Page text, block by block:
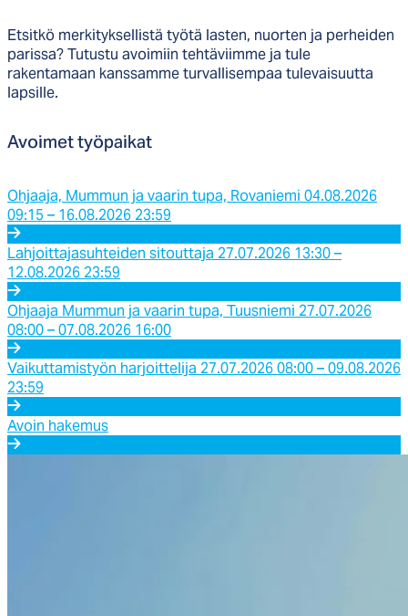
Etsitkö merkityksellistä työtä lasten, nuorten ja perheiden
parissa? Tutustu avoimiin tehtäviimme ja tule
rakentamaan kanssamme turvallisempaa tulevaisuutta
lapsille.
Avoi­met työ­pai­kat
Ohjaaja, Mummun ja vaarin tupa, Rovaniemi 04.08.2026
09:15 – 16.08.2026 23:59
Lahjoittajasuhteiden sitouttaja 27.07.2026 13:30 –
12.08.2026 23:59
Ohjaaja Mummun ja vaarin tupa, Tuusniemi 27.07.2026
08:00 – 07.08.2026 16:00
Vaikuttamistyön harjoittelija 27.07.2026 08:00 – 09.08.2026
23:59
Avoin hakemus